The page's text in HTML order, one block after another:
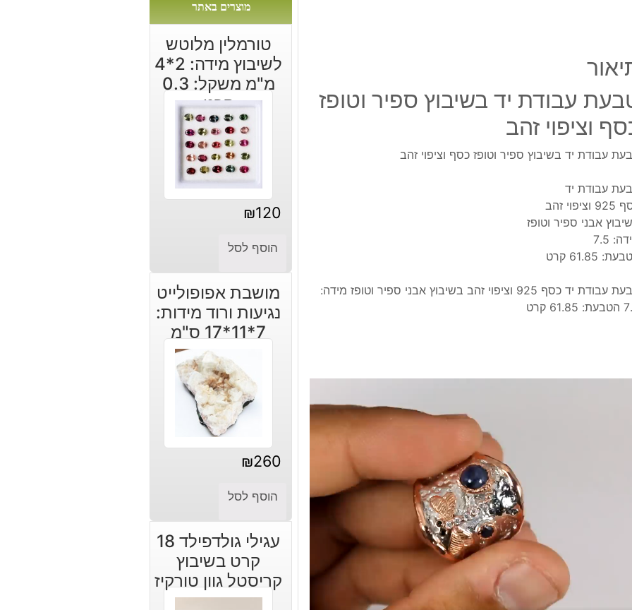
עבודת יד בשיבוץ ספיר וטופז
וציפוי זהב
עבודת יד בשיבוץ ספיר וטופז כסף וציפוי זהב
עבודת יד
זהב
אבני ספיר וטופז
7.5
61.85 קרט
טבעת עבודת יד כסף 925 וציפוי זהב בשיבוץ אבני ספיר וטופז מידה:
קרט
מוצרים באתר
טורמלין מלוטש
לשיבוץ מידה: 2*4
מ"מ משקל: 0.3
קרט
₪120
הוסף לסל
מושבת אפופולייט
נגיעות ורוד מידות:
7*11*17 ס"מ
₪260
הוסף לסל
עגילי גולדפילד 18
קרט בשיבוץ
קריסטל גוון טורקיז